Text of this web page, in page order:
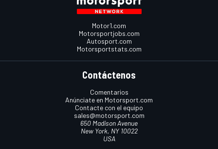
Motor1.com
Motorsportjobs.com
Autosport.com
Motorsportstats.com
Contáctenos
Comentarios
Anúnciate en Motorsport.com
Contacte con el equipo
sales@motorsport.com
650 Madison Avenue
New York, NY 10022
USA